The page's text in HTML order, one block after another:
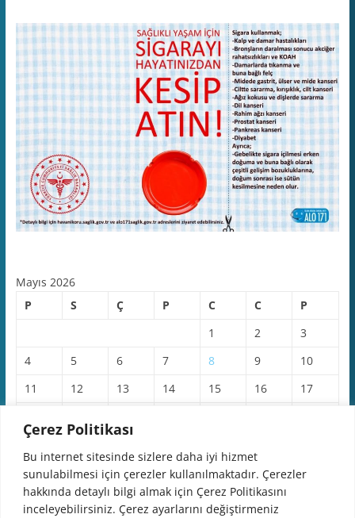
Çerez Politikası
Bu internet sitesinde sizlere daha iyi hizmet
sunulabilmesi için çerezler kullanılmaktadır. Çerezler
hakkında detaylı bilgi almak için Çerez Politikasını
inceleyebilirsiniz. Çerez ayarlarını değiştirmeniz
Mayıs 2026
P
S Ç P C C
P
1
2
3
4
5 6 7 8 9
10
11
12 13 14 15 16
17
« Nis Haz »